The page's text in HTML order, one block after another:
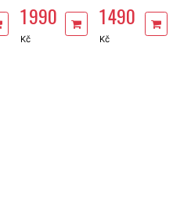
Li Solo X-
Change
1 990
Kč
18 Li-Solo X-
Change
1 490
Kč